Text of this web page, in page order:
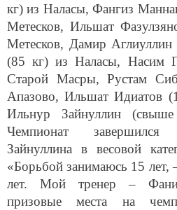
кг) из Наласы, Фангиз
Метесков, Ильшат
Метесков, Дамир
(85 кг) из Наласы, Насим
Старой Масры, Рустам
Апазово, Ильшат Идиатов
Ильнур Зайнуллин
Чемпионат
Зайнуллина в весовой
«Борьбой занимаюсь 15
лет. Мой тренер –
призовые места на